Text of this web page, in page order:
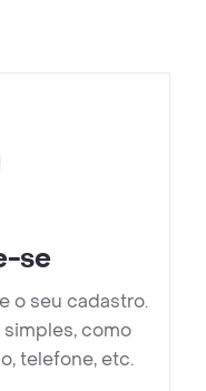
se
o seu cadastro.
como
telefone, etc.